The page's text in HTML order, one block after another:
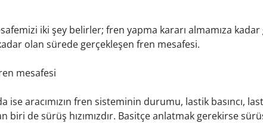
iki şey belirler; fren yapma kararı almamıza
olan sürede gerçekleşen fren mesafesi.
mesafesi
aracımızın fren sisteminin durumu, lastik basıncı,
de sürüş hızımızdır. Basitçe anlatmak gerekirse